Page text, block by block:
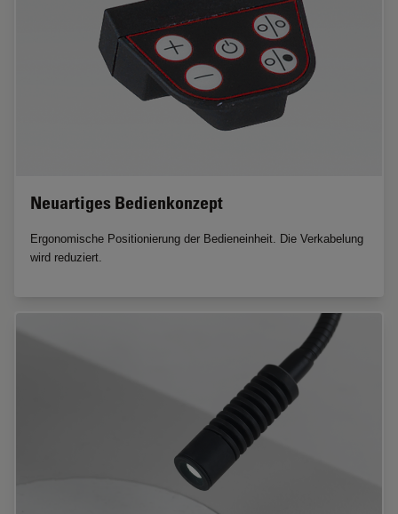
Neuartiges Bedienkonzept
Ergonomische Positionierung der Bedieneinheit. Die Verkabelung
wird reduziert.